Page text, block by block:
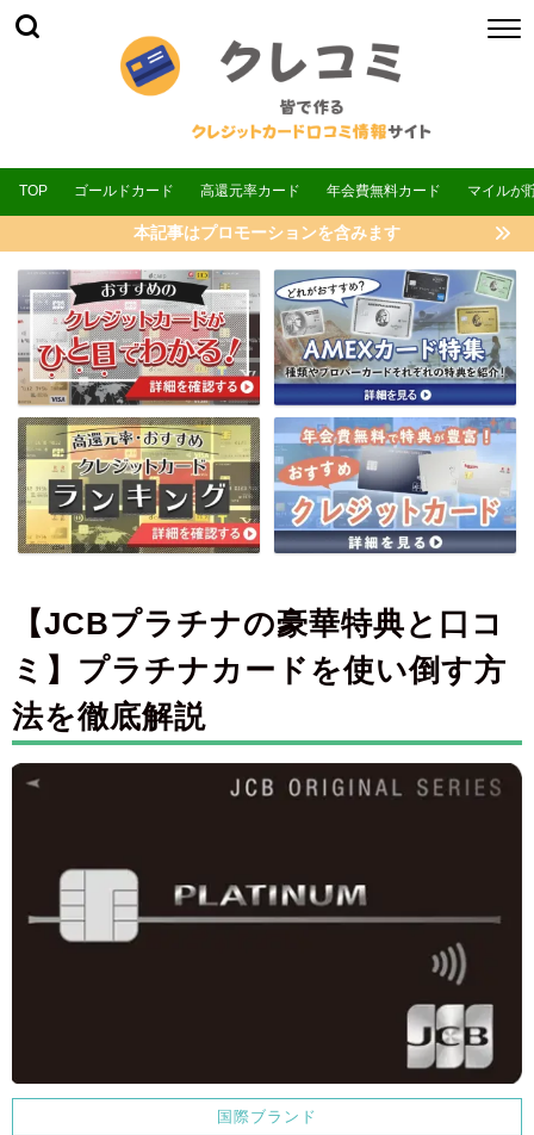
TOP ゴールドカード 高還元率カード 年会費無料カード マイルが
本記事はプロモーションを含みます
【JCBプラチナの豪華特典と口コ
ミ】プラチナカードを使い倒す方
法を徹底解説
国際ブランド